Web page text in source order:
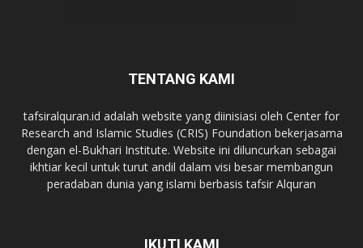
TENTANG KAMI
tafsiralquran.id adalah website yang diinisiasi oleh Center for
Research and Islamic Studies (CRIS) Foundation bekerjasama
dengan el-Bukhari Institute. Website ini diluncurkan sebagai
ikhtiar kecil untuk turut andil dalam visi besar membangun
peradaban dunia yang islami berbasis tafsir Alquran
IKUTI KAMI